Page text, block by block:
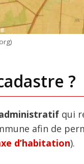
?
qui
afin de
d’habitation).